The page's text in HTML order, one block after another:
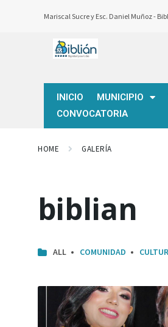
Mariscal Sucre y Esc. Daniel Muñoz -
INICIO MUNICIPIO
CONVOCATORIA
HOME GALERÍA
biblian
ALL COMUNIDAD